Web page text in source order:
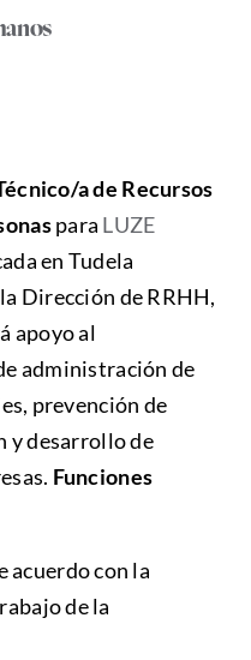
a de Recursos
para LUZE
en Tudela
Dirección de RRHH,
apoyo al
administración de
prevención de
y desarrollo de
Funciones
acuerdo con la
de la